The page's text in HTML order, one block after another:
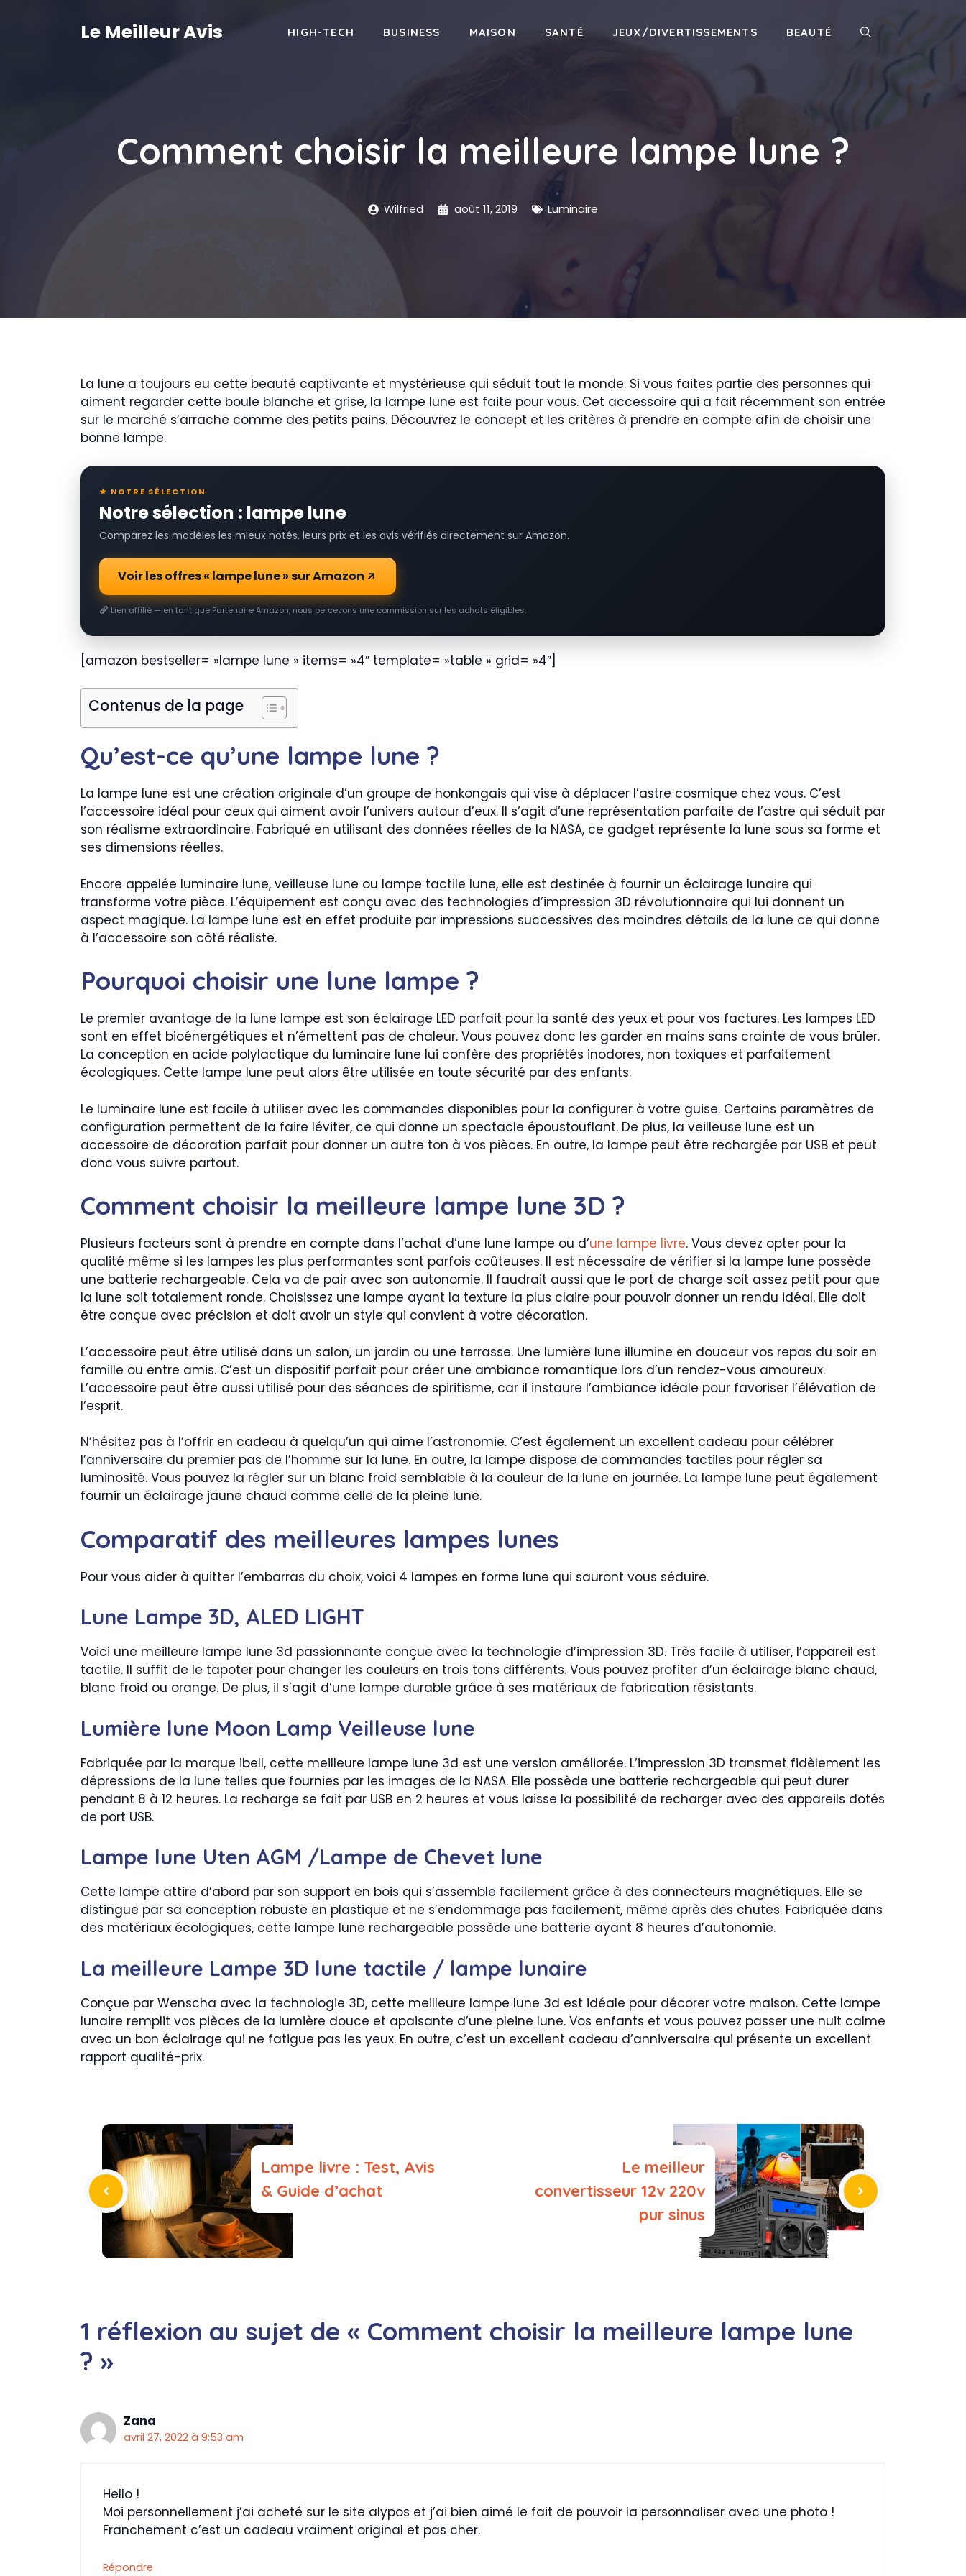
Le Meilleur Avis HIGH-TECH BUSINESS MAISON SANTÉ JEUX/DIVERTISSEMENTS BEAUTÉ
Comment choisir la meilleure lampe lune ?
Wilfried août 11, 2019 Luminaire
La lune a toujours eu cette beauté captivante et mystérieuse qui séduit tout le monde. Si vous faites partie des personnes qui
aiment regarder cette boule blanche et grise, la lampe lune est faite pour vous. Cet accessoire qui a fait récemment son entrée
sur le marché s’arrache comme des petits pains. Découvrez le concept et les critères à prendre en compte afin de choisir une
bonne lampe.
★ NOTRE SÉLECTION
Notre sélection : lampe lune
Comparez les modèles les mieux notés, leurs prix et les avis vérifiés directement sur Amazon.
Voir les offres « lampe lune » sur Amazon
Lien affilié — en tant que Partenaire Amazon, nous percevons une commission sur les achats éligibles.
[amazon bestseller= »lampe lune » items= »4″ template= »table » grid= »4″]
Contenus de la page
Qu’est-ce qu’une lampe lune ?
La lampe lune est une création originale d’un groupe de honkongais qui vise à déplacer l’astre cosmique chez vous. C’est
l’accessoire idéal pour ceux qui aiment avoir l’univers autour d’eux. Il s’agit d’une représentation parfaite de l’astre qui séduit par
son réalisme extraordinaire. Fabriqué en utilisant des données réelles de la NASA, ce gadget représente la lune sous sa forme et
ses dimensions réelles.
Encore appelée luminaire lune, veilleuse lune ou lampe tactile lune, elle est destinée à fournir un éclairage lunaire qui
transforme votre pièce. L’équipement est conçu avec des technologies d’impression 3D révolutionnaire qui lui donnent un
aspect magique. La lampe lune est en effet produite par impressions successives des moindres détails de la lune ce qui donne
à l’accessoire son côté réaliste.
Pourquoi choisir une lune lampe ?
Le premier avantage de la lune lampe est son éclairage LED parfait pour la santé des yeux et pour vos factures. Les lampes LED
sont en effet bioénergétiques et n’émettent pas de chaleur. Vous pouvez donc les garder en mains sans crainte de vous brûler.
La conception en acide polylactique du luminaire lune lui confère des propriétés inodores, non toxiques et parfaitement
écologiques. Cette lampe lune peut alors être utilisée en toute sécurité par des enfants.
Le luminaire lune est facile à utiliser avec les commandes disponibles pour la configurer à votre guise. Certains paramètres de
configuration permettent de la faire léviter, ce qui donne un spectacle époustouflant. De plus, la veilleuse lune est un
accessoire de décoration parfait pour donner un autre ton à vos pièces. En outre, la lampe peut être rechargée par USB et peut
donc vous suivre partout.
Comment choisir la meilleure lampe lune 3D ?
Plusieurs facteurs sont à prendre en compte dans l’achat d’une lune lampe ou d’une lampe livre. Vous devez opter pour la
qualité même si les lampes les plus performantes sont parfois coûteuses. Il est nécessaire de vérifier si la lampe lune possède
une batterie rechargeable. Cela va de pair avec son autonomie. Il faudrait aussi que le port de charge soit assez petit pour que
la lune soit totalement ronde. Choisissez une lampe ayant la texture la plus claire pour pouvoir donner un rendu idéal. Elle doit
être conçue avec précision et doit avoir un style qui convient à votre décoration.
L’accessoire peut être utilisé dans un salon, un jardin ou une terrasse. Une lumière lune illumine en douceur vos repas du soir en
famille ou entre amis. C’est un dispositif parfait pour créer une ambiance romantique lors d’un rendez-vous amoureux.
L’accessoire peut être aussi utilisé pour des séances de spiritisme, car il instaure l’ambiance idéale pour favoriser l’élévation de
l’esprit.
N’hésitez pas à l’offrir en cadeau à quelqu’un qui aime l’astronomie. C’est également un excellent cadeau pour célébrer
l’anniversaire du premier pas de l’homme sur la lune. En outre, la lampe dispose de commandes tactiles pour régler sa
luminosité. Vous pouvez la régler sur un blanc froid semblable à la couleur de la lune en journée. La lampe lune peut également
fournir un éclairage jaune chaud comme celle de la pleine lune.
Comparatif des meilleures lampes lunes
Pour vous aider à quitter l’embarras du choix, voici 4 lampes en forme lune qui sauront vous séduire.
Lune Lampe 3D, ALED LIGHT
Voici une meilleure lampe lune 3d passionnante conçue avec la technologie d’impression 3D. Très facile à utiliser, l’appareil est
tactile. Il suffit de le tapoter pour changer les couleurs en trois tons différents. Vous pouvez profiter d’un éclairage blanc chaud,
blanc froid ou orange. De plus, il s’agit d’une lampe durable grâce à ses matériaux de fabrication résistants.
Lumière lune Moon Lamp Veilleuse lune
Fabriquée par la marque ibell, cette meilleure lampe lune 3d est une version améliorée. L’impression 3D transmet fidèlement les
dépressions de la lune telles que fournies par les images de la NASA. Elle possède une batterie rechargeable qui peut durer
pendant 8 à 12 heures. La recharge se fait par USB en 2 heures et vous laisse la possibilité de recharger avec des appareils dotés
de port USB.
Lampe lune Uten AGM /Lampe de Chevet lune
Cette lampe attire d’abord par son support en bois qui s’assemble facilement grâce à des connecteurs magnétiques. Elle se
distingue par sa conception robuste en plastique et ne s’endommage pas facilement, même après des chutes. Fabriquée dans
des matériaux écologiques, cette lampe lune rechargeable possède une batterie ayant 8 heures d’autonomie.
La meilleure Lampe 3D lune tactile / lampe lunaire
Conçue par Wenscha avec la technologie 3D, cette meilleure lampe lune 3d est idéale pour décorer votre maison. Cette lampe
lunaire remplit vos pièces de la lumière douce et apaisante d’une pleine lune. Vos enfants et vous pouvez passer une nuit calme
avec un bon éclairage qui ne fatigue pas les yeux. En outre, c’est un excellent cadeau d’anniversaire qui présente un excellent
rapport qualité-prix.
Lampe livre : Test, Avis
& Guide d’achat
Le meilleur
convertisseur 12v 220v
pur sinus
1 réflexion au sujet de « Comment choisir la meilleure lampe lune
? »
Zana
avril 27, 2022 à 9:53 am
Hello !
Moi personnellement j’ai acheté sur le site alypos et j’ai bien aimé le fait de pouvoir la personnaliser avec une photo !
Franchement c’est un cadeau vraiment original et pas cher.
Répondre